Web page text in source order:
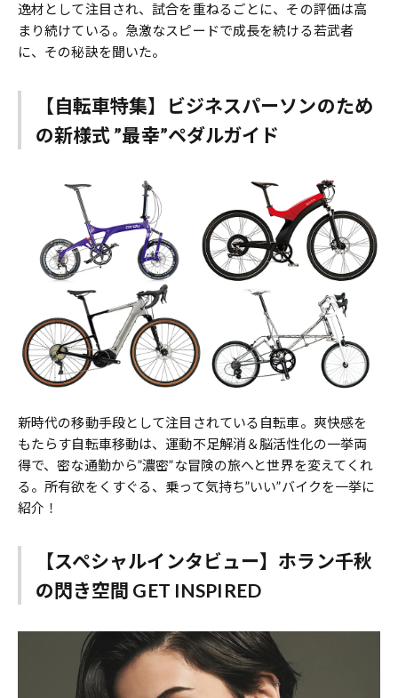
逸材として注目され、試合を重ねるごとに、その評価は高
まり続けている。急激なスピードで成長を続ける若武者
に、その秘訣を聞いた。
【自転車特集】ビジネスパーソンのため
の新様式 ”最幸”ペダルガイド
新時代の移動手段として注目されている自転車。爽快感を
もたらす自転車移動は、運動不足解消＆脳活性化の一挙両
得で、密な通勤から”濃密”な冒険の旅へと世界を変えてくれ
る。所有欲をくすぐる、乗って気持ち”いい”バイクを一挙に
紹介！
【スペシャルインタビュー】ホラン千秋
の閃き空間 GET INSPIRED